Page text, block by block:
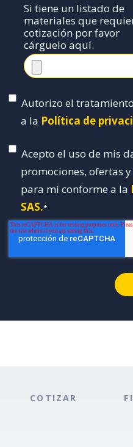
Si tiene un listado de
materiales que
cotización por favor
cárguelo aquí.
Autorizo el
a la Política de
Acepto el uso de mis
promociones, ofertas y
para mí conforme a la
SAS.*
COTIZAR